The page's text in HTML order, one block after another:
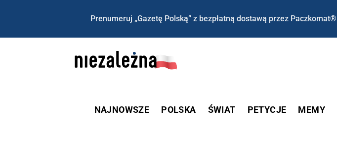
Prenumeruj „Gazetę Polską” z bezpłatną dostawą przez
NAJNOWSZE POLSKA ŚWIAT PETYCJE MEMY